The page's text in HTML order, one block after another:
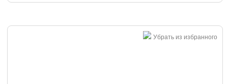
Убрать из избранного